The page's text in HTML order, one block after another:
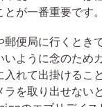
が一番重要です。
便局に行くとき
いように念のため
れて出掛けるこ
ラを取り出せない